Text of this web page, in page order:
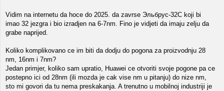
Vidim na internetu da hoce do 2025. da zavrse Эльбрус-32C koji bi
imao 32 jezgra i bio izradjen na 6-7nm. Fino je vidjeti da imaju zelju da
grabe naprijed.
Koliko komplikovano ce im biti da dodju do pogona za proizvodnju 28
nm, 16nm i 7nm?
Jedan primjer, koliko sam upratio, Huawei ce otvoriti svoje pogone pa ce
postepno ici od 28nm (ili mozda je cak vise nm u pitanju) do nize nm,
sto mi govori da tu nema preskakanja. A trenutno u mobilnoj industriji je